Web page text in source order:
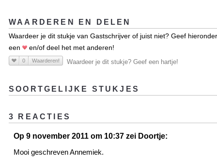
WAARDEREN EN DELEN
Waardeer je dit stukje van Gastschrijver of juist niet? Geef hieronder
een
en/of deel het met anderen!
0 Waarderen! Waardeer je dit stukje? Geef een hartje!
SOORTGELIJKE STUKJES
3 REACTIES
Op 9 november 2011 om 10:37 zei Doortje:
Mooi geschreven Annemiek.